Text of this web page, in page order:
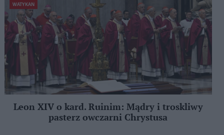
WATYKAN
Leon XIV o kard. Ruinim: Mądry i troskliwy
pasterz owczarni Chrystusa